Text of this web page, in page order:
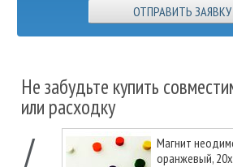
ОТПРАВИТЬ ЗАЯВКУ
Не забудьте купить
или расходку
Магнит
оранжевый,